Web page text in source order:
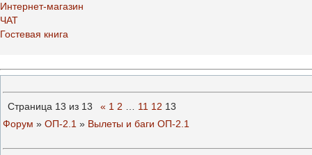
Интернет-магазин
ЧАТ
Гостевая книга
Страница 13 из 13 « 1 2 11 12 13
Форум » ОП-2.1 » Вылеты и баги ОП-2.1